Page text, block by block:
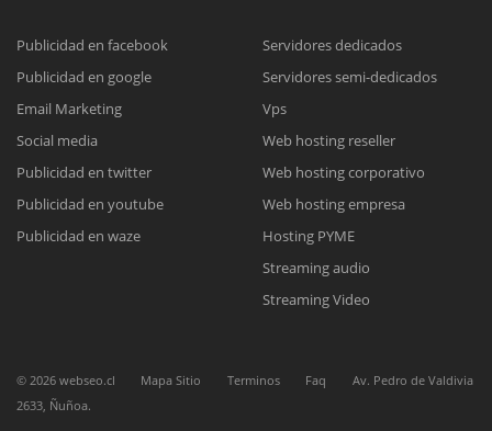
Reunión online
Nuestros ejecutivos le enviarán un correo electrónico con el enlace a
Meet para la reunión online.
Cotización
Chat Online
Todos nuestros ejecutivos están fuera de línea. Complete el formulario
Publicidad en facebook
Publicidad en google
Email Marketing
Social media
Publicidad en twitter
Publicidad en youtube
Publicidad en waze
Servidores dedicados
Servidores semi-dedicados
Vps
Web hosting reseller
Web hosting corporativo
Web hosting empresa
Hosting PYME
Streaming audio
Streaming Video
© 2026 webseo.cl Mapa Sitio Terminos Faq
Av. Pedro de Valdivia
2633, Ñuñoa.